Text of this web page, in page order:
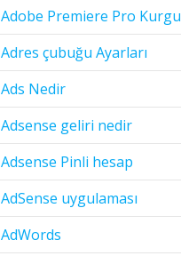
Adobe Premiere Pro Kurgu
Adres çubuğu Ayarları
Ads Nedir
Adsense geliri nedir
Adsense Pinli hesap
AdSense uygulaması
AdWords